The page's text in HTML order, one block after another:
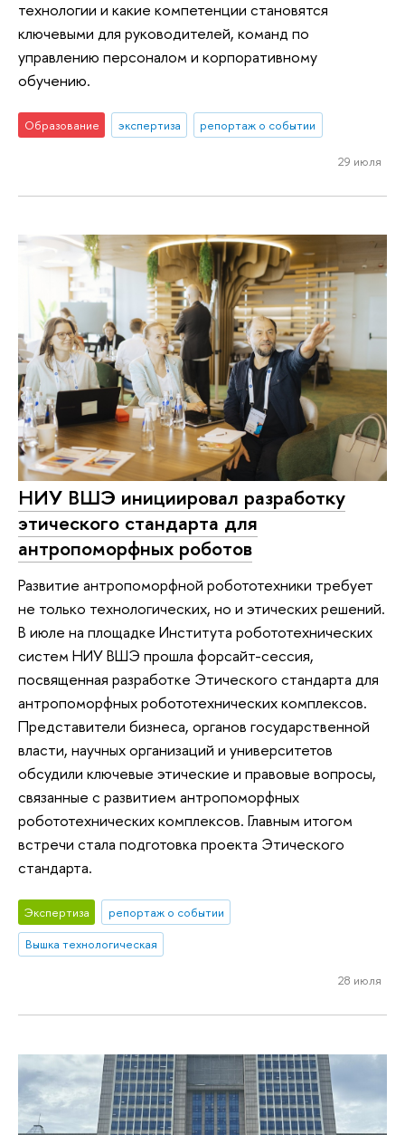
технологии и какие компетенции становятся
ключевыми для руководителей, команд по
управлению персоналом и корпоративному
обучению.
Образование экспертиза репортаж о событии
29 июля
НИУ ВШЭ инициировал разработку
этического стандарта для
антропоморфных роботов
Развитие антропоморфной робототехники требует
не только технологических, но и этических решений.
В июле на площадке Института робототехнических
систем НИУ ВШЭ прошла форсайт-сессия,
посвященная разработке Этического стандарта для
антропоморфных робототехнических комплексов.
Представители бизнеса, органов государственной
власти, научных организаций и университетов
обсудили ключевые этические и правовые вопросы,
связанные с развитием антропоморфных
робототехнических комплексов. Главным итогом
встречи стала подготовка проекта Этического
стандарта.
Экспертиза
репортаж о событии
Вышка технологическая
28 июля